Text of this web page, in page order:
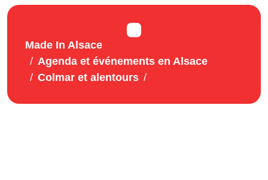
Made In Alsace
Agenda et événements en Alsace
Colmar et alentours